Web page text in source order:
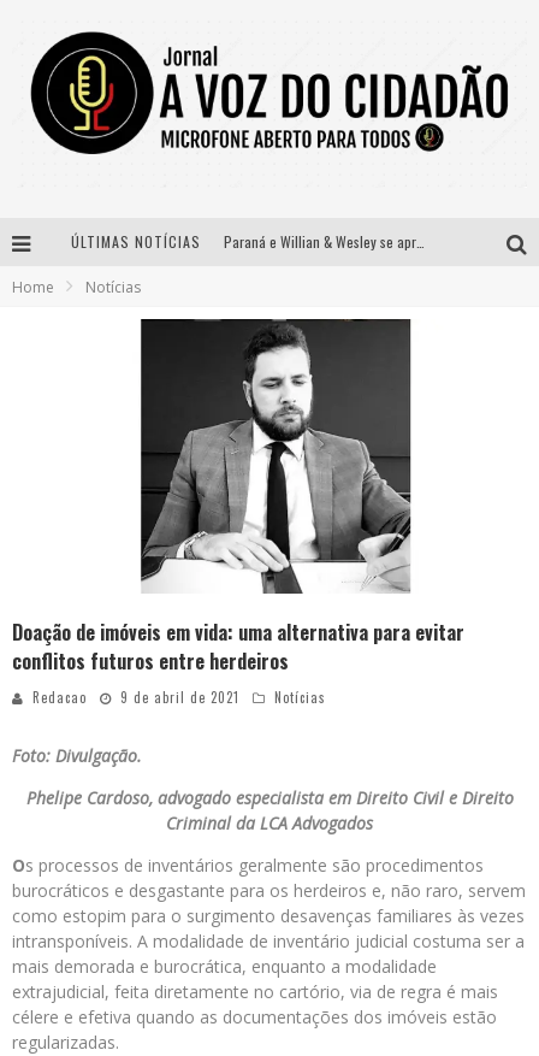
ÚLTIMAS NOTÍCIAS Paraná e Willian & Wesley se apresentam no Carretão Trevo Contagem nesta sexta-feira
Home Notícias
Doação de imóveis em vida: uma alternativa para evitar
conflitos futuros entre herdeiros
Redacao 9 de abril de 2021 Notícias
Foto: Divulgação.
Phelipe Cardoso, advogado especialista em Direito Civil e Direito
Criminal da LCA Advogados
Os processos de inventários geralmente são procedimentos
burocráticos e desgastante para os herdeiros e, não raro, servem
como estopim para o surgimento desavenças familiares às vezes
intransponíveis. A modalidade de inventário judicial costuma ser a
mais demorada e burocrática, enquanto a modalidade
extrajudicial, feita diretamente no cartório, via de regra é mais
célere e efetiva quando as documentações dos imóveis estão
regularizadas.